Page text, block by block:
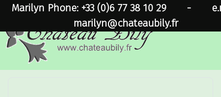
Marilyn Phone: +33 (0)6 77 38 10 29 -
marilyn@chateaubily.fr